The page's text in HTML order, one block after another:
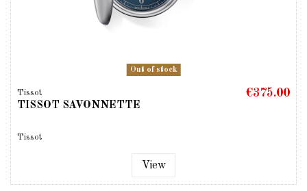
Out of stock
Tissot
TISSOT SAVONNETTE
Tissot
€375.00
View